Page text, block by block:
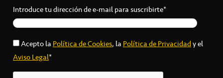
Introduce tu dirección de e-mail para suscribirte*
Acepto la Política de Cookies, la Política de Privacidady el
Aviso Legal*